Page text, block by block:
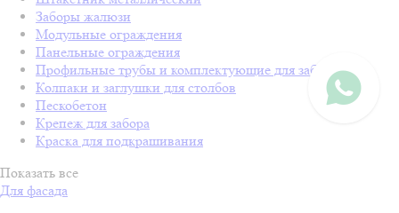
Заборы жалюзи
Модульные ограждения
Панельные ограждения
Профильные трубы и комплектующие для забора
Колпаки и заглушки для столбов
Пескобетон
Крепеж для забора
Краска для подкрашивания
Показать все
Для фасада